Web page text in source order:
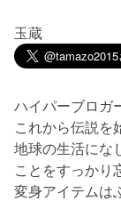
玉蔵
ハイパーブロガ
これから伝説を
地球の生活にな
ことをすっかり
変身アイテムは